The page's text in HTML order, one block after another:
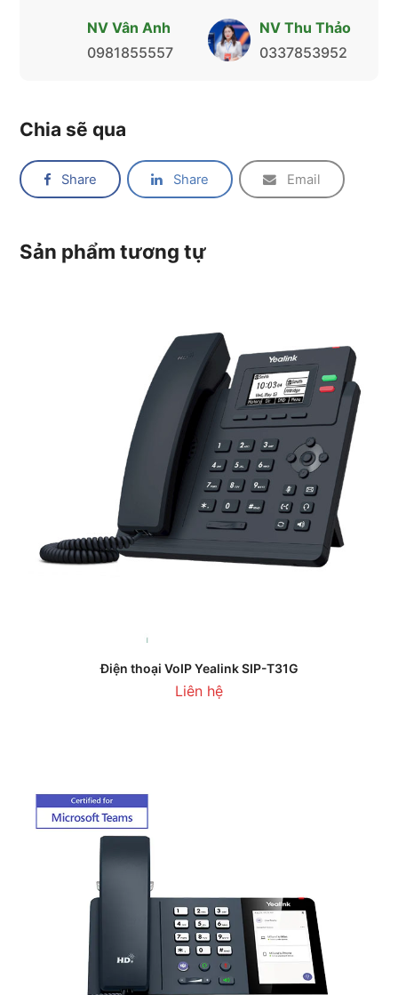
NV Vân Anh
0981855557
NV Thu Thảo
0337853952
Chia sẽ qua
Share Share Email
Sản phẩm tương tự
Điện thoại VoIP Yealink SIP-T31G
Liên hệ